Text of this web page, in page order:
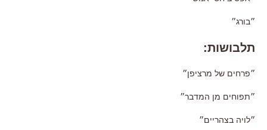
״בורג״
תלבושות:
״פרחים של מרציפן״
״תפוחים מן המדבר״
״לויה בצהריים״